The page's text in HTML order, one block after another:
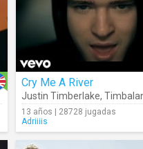
Cry Me A River
Justin Timberlake,
13 años | 28728 jugadas
Adriiiis